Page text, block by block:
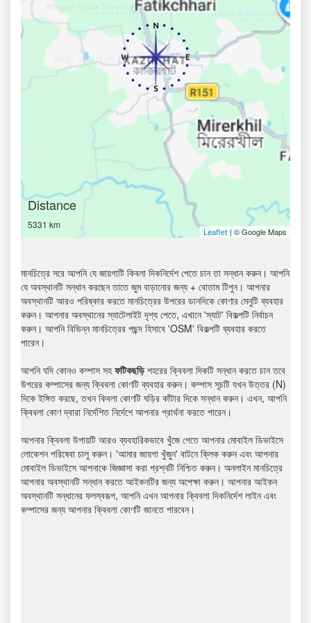
Distance
5331 km
Leaflet | © Google Maps
মানচিত্রে সরে আপনি যে জায়গাটি কিবলা দিকনির্দেশ পেতে চান তা সন্ধান করুন। আপনি
যে অবস্থানটি সন্ধান করছেন তাতে জুম বাড়ানোর জন্য + বোতাম টিপুন। আপনার
অবস্থানটি আরও পরিষ্কার করতে মানচিত্রের উপরের ডানদিকে কোণার মেনুটি ব্যবহার
করুন। আপনার অবস্থানের স্যাটেলাইট দৃশ্য পেতে, এখানে 'স্যাট' বিকল্পটি নির্বাচন
করুন। আপনি বিভিন্ন মানচিত্রের পছন্দ হিসাবে 'OSM' বিকল্পটি ব্যবহার করতে
পারেন।
আপনি যদি কোনও কম্পাস সহফটিকছড়ি শহরের ক্বিবলা দিকটি সন্ধান করতে চান তবে
উপরের কম্পাসের জন্য ক্বিবলা কোণটি ব্যবহার করুন। কম্পাস সূচটি যখন উত্তর (N)
দিকে ইঙ্গিত করছে, তখন কিবলা কোণটি ঘড়ির কাঁটার দিকে সন্ধান করুন। এখন, আপনি
ক্বিবলা কোণ দ্বারা নির্দেশিত নির্দেশে আপনার প্রার্থনা করতে পারেন।
আপনার ক্বিবলা উপায়টি আরও ব্যবহারিকভাবে খুঁজে পেতে আপনার মোবাইল ডিভাইসে
লোকেশন পরিষেবা চালু করুন। 'আমার জায়গা খুঁজুন' বাটনে ক্লিক করুন এবং আপনার
মোবাইল ডিভাইসে আপনাকে জিজ্ঞাসা করা প্রশ্নটি নিশ্চিত করুন। অনলাইন মানচিত্রে
আপনার অবস্থানটি সন্ধান করতে আইকনটির জন্য অপেক্ষা করুন। আপনার আইকন
অবস্থানটি সন্ধানের ফলস্বরূপ, আপনি এখন আপনার ক্বিবলা দিকনির্দেশ লাইন এবং
কম্পাসের জন্য আপনার ক্বিবলা কোণটি জানতে পারবেন।